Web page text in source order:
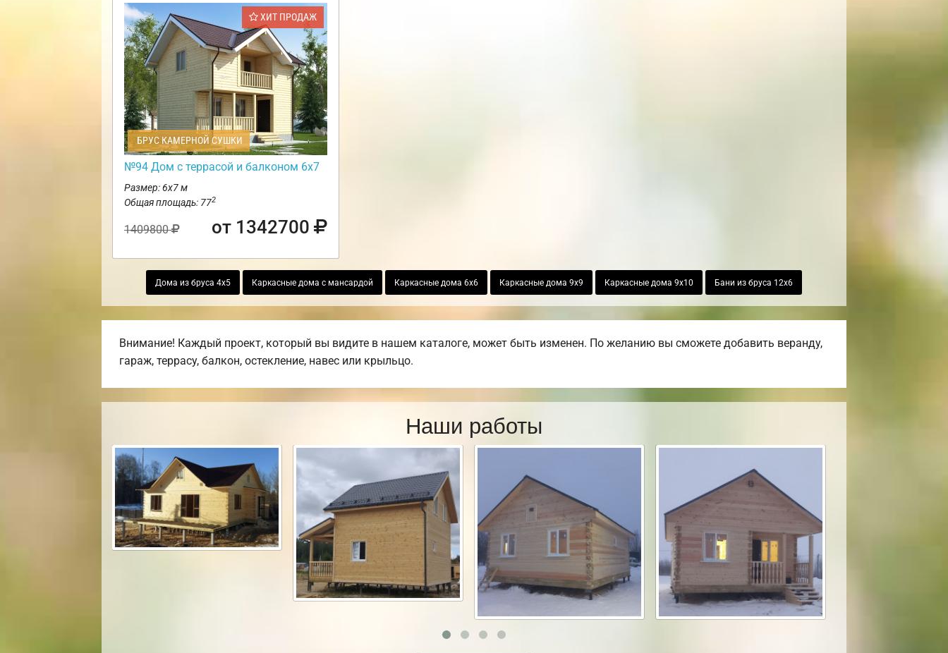
ХИТ ПРОДАЖ
БРУС КАМЕРНОЙ СУШКИ
№94 Дом с террасой и балконом 6х7
Размер: 6х7 м
Общая площадь: 772
1409800 от 1342700
Дома из бруса 4х5 Каркасные дома с мансардой Каркасные дома 6х6 Каркасные дома 9х9 Каркасные дома 9х10 Бани из бруса 12х6
Внимание! Каждый проект, который вы видите в нашем каталоге, может быть изменен. По желанию вы сможете добавить веранду,
гараж, террасу, балкон, остекление, навес или крыльцо.
Наши работы